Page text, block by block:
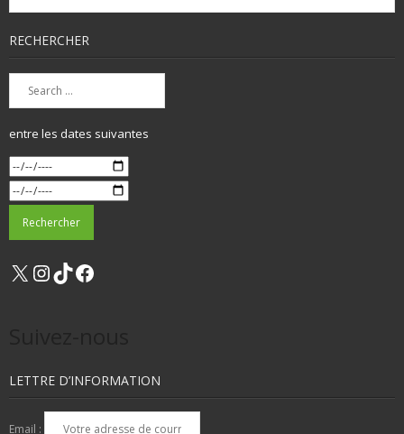
RECHERCHER
entre les dates suivantes
X Instagram
TikTok
LETTRE D’INFORMATION
Email :